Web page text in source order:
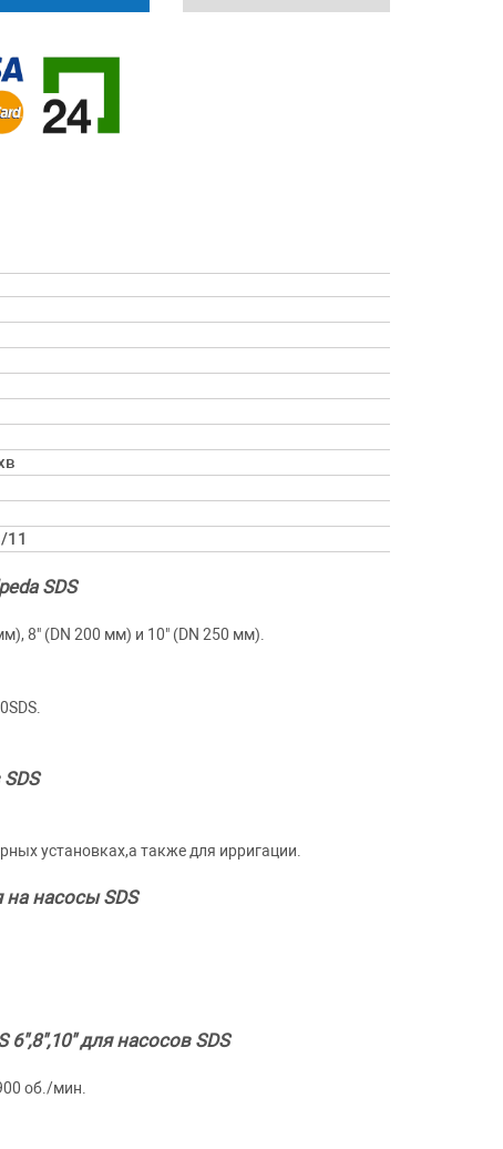
11
SDS
8" (DN 200 мм) и 10" (DN 250 мм).
установках,а также для ирригации.
насосы SDS
для насосов SDS
об./мин.